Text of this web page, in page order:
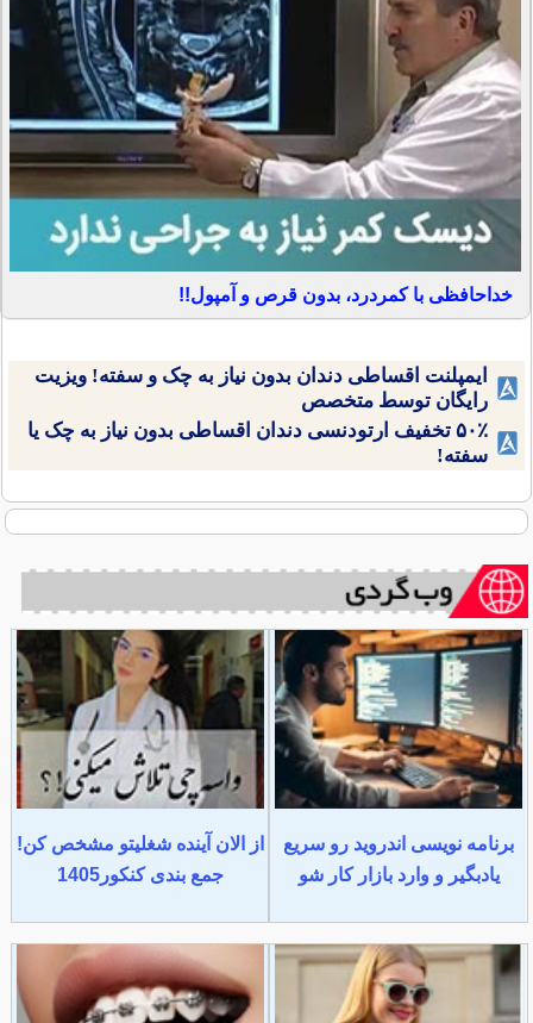
خداحافظی با کمردرد، بدون قرص و آمپول!!
ایمپلنت اقساطی دندان بدون نیاز به چک و سفته! ویزیت
رایگان توسط متخصص
۵۰٪ تخفیف ارتودنسی دندان اقساطی بدون نیاز به چک یا
سفته!
برنامه نویسی اندروید رو سریع
یادبگیر و وارد بازار کار شو
از الان آینده شغلیتو مشخص کن!
جمع بندی کنکور1405